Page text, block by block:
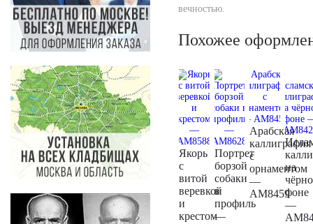
вечностью.
Похожее
Якорь
с
витой
веревкой
и
крестом
Портрет
борзой
собаки
в
профиль
—
Арабская
каллиграфия
с
орнаментом
—
AM8459
на
фоне
—